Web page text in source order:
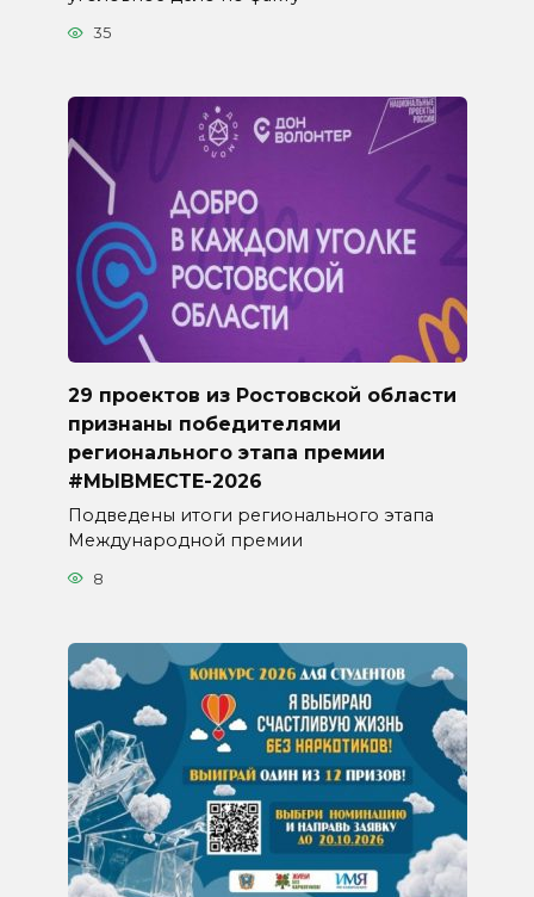
35
29 проектов из Ростовской области
признаны победителями
регионального этапа премии
#МЫВМЕСТЕ-2026
Подведены итоги регионального этапа
Международной премии
8